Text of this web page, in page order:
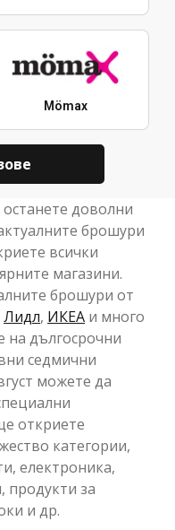
Mömax
доволни
брошури
всички
магазини.
брошури от
Лидл, ИКЕА и много
на дългосрочни
седмични
можете да
откриете
категории,
електроника,
продукти за
и др.